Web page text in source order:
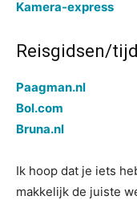
Kamera-express
Reisgidsen/
Paagman.nl
Bol.com
Bruna.nl
Ik hoop dat je iets
makkelijk de juiste